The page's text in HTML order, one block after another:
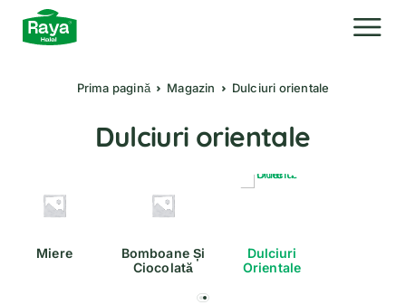
Prima pagină Magazin Dulciuri orientale
Dulciuri orientale
Miere
Bomboane Și
Ciocolată
Dulciuri
Orientale